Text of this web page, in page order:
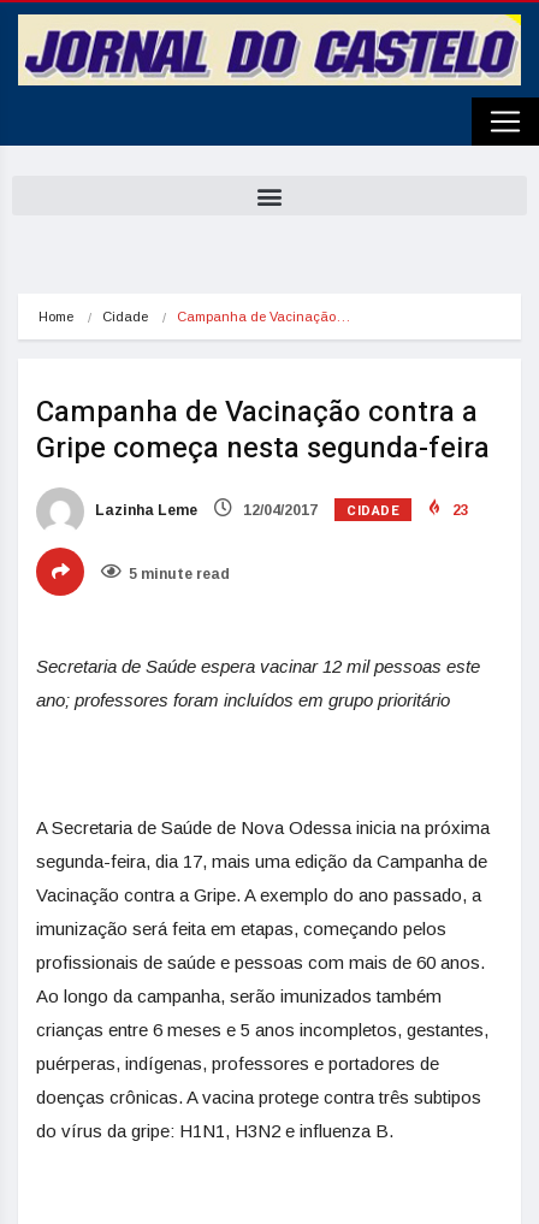
Home Cidade Campanha de Vacinação…
Campanha de Vacinação contra a
Gripe começa nesta segunda-feira
Lazinha Leme 12/04/2017 CIDADE 23
5 minute read
Secretaria de Saúde espera vacinar 12 mil pessoas este
ano; professores foram incluídos em grupo prioritário
A Secretaria de Saúde de Nova Odessa inicia na próxima
segunda-feira, dia 17, mais uma edição da Campanha de
Vacinação contra a Gripe. A exemplo do ano passado, a
imunização será feita em etapas, começando pelos
profissionais de saúde e pessoas com mais de 60 anos.
Ao longo da campanha, serão imunizados também
crianças entre 6 meses e 5 anos incompletos, gestantes,
puérperas, indígenas, professores e portadores de
doenças crônicas. A vacina protege contra três subtipos
do vírus da gripe: H1N1, H3N2 e influenza B.